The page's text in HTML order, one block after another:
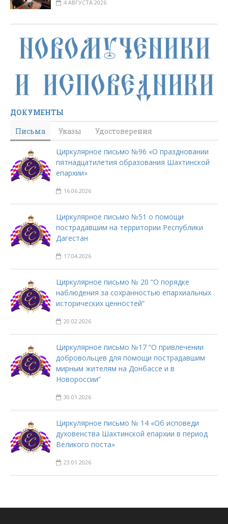
4 АВГУСТА 2026
ДОКУМЕНТЫ
Письма
Указы Удостоверения
Циркулярное письмо №96 «О праздновании
пятнадцатилетия образования Шахтинской
епархии»
16.06.2026
Циркулярное письмо №51 о помощи
пострадавшим на территории Республики
Дагестан
17.04.2026
Циркулярное письмо № 20 “О порядке
наблюдения за сохранностью епархиальных
исторических ценностей”
20.02.2026
Циркулярное письмо №17 “О привлечении
добровольцев для помощи пострадавшим
мирным жителям на Донбассе и в
Новороссии”
30.01.2026
Циркулярное письмо № 14 «Об исповеди
духовенства Шахтинской епархии в период
Великого поста»
23.01.2026